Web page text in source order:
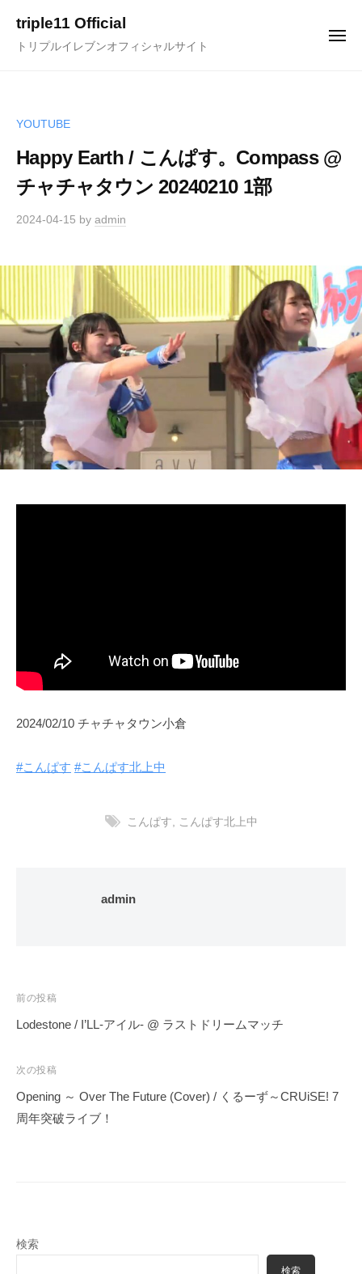
triple11 Official
トリプルイレブンオフィシャルサイト
メ
YOUTUBE
Happy Earth / こんぱす。Compass @
チャチャタウン 20240210 1部
2024-04-15 by admin
2024/02/10 チャチャタウン小倉
#こんぱす #こんぱす北上中
こんぱす, こんぱす北上中
admin
投
稿
ビ
ゲ
ー
前の投稿
Lodestone / I’LL-アイル- @ ラストドリームマッチ
次の投稿
Opening ～ Over The Future (Cover) / くるーず～CRUiSE! 7
周年突破ライブ！
検索
検索